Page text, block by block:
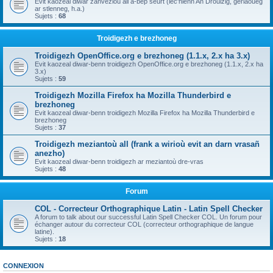
ar stlenneg, h.a.)
Sujets : 68
Troidigezh e brezhoneg
Troidigezh OpenOffice.org e brezhoneg (1.1.x, 2.x ha 3.x)
Evit kaozeal diwar-benn troidigezh OpenOffice.org e brezhoneg (1.1.x, 2.x ha
3.x)
Sujets : 59
Troidigezh Mozilla Firefox ha Mozilla Thunderbird e
brezhoneg
Evit kaozeal diwar-benn troidigezh Mozilla Firefox ha Mozilla Thunderbird e
brezhoneg
Sujets : 37
Troidigezh meziantoù all (frank a wirioù evit an darn vrasañ
anezho)
Evit kaozeal diwar-benn troidigezh ar meziantoù dre-vras
Sujets : 48
Forum
COL - Correcteur Orthographique Latin - Latin Spell Checker
A forum to talk about our successful Latin Spell Checker COL. Un forum pour
échanger autour du correcteur COL (correcteur orthographique de langue
latine).
Sujets : 18
CONNEXION